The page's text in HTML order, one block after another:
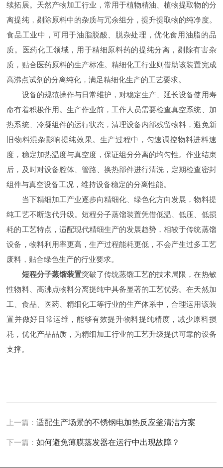
续拓展。天然产物加工行业，常用于植物精油、植物提取物的分
离提纯，剔除原料中的杂质与冗余组分，提升提取物的纯净度。
食品工业中，可用于油脂脱酸、脱杂处理，优化食用油脂的品
质。医药化工领域，用于精细原料药的提纯分离，剔除有害杂
质，贴合医药原料的生产标准。精细化工行业则借助该装置完成
高沸点试剂的分离纯化，满足精细化生产的工艺要求。
设备的规范操作与日常维护，对稳定生产、延长设备使用寿
命有着积极作用。生产作业前，工作人员需要检查真空系统、加
热系统、冷凝组件的运行状态，清理设备内部残留物料，避免新
旧物料混杂影响提纯效果。生产过程中，匀速调控物料进料速
度，稳定加热温度与真空度，保证组分分离的均匀性。作业结束
后，及时对设备腔体、管路、换热部件进行清洗，定期检查密封
组件与真空设备工况，维持设备稳定的分离性能。
当下精细加工产业逐步向精细化、绿色化方向发展，物料提
纯工艺不断迭代升级。短程分子蒸馏装置凭借低温、低压、低损
耗的工艺特点，适配现代精细生产的发展趋势，相较于传统蒸馏
设备，物料利用率更高，生产过程能耗更低，不会产生过多工艺
废料，贴合绿色生产的行业要求。
短程分子蒸馏装置突破了传统蒸馏工艺的技术局限，在热敏
性物料、高沸点物料分离提纯中具备显著的工艺优势。在天然加
工、食品、医药、精细化工等行业的生产体系中，合理运用该装
置并做好日常运维，能够有效提升物料提纯精度，减少原料损
耗，优化产品品质，为精细加工行业的工艺升级提供可靠的设备
支撑。
上一篇：适配生产场景的不锈钢电加热反应釜清洁方案
下一篇：如何避免薄膜蒸发器在运行中出现故障？